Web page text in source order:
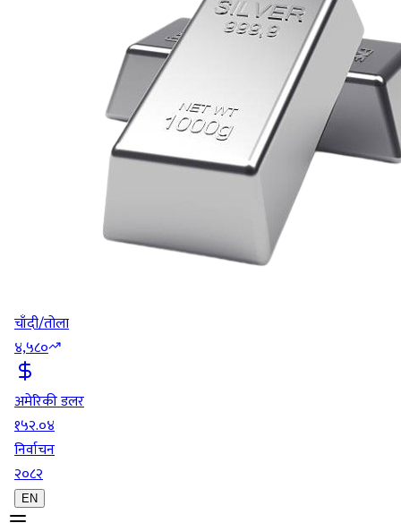
चाँदी/तोला
४,५८०
अमेरिकी डलर
१५२.०४
निर्वाचन
२०८२
EN